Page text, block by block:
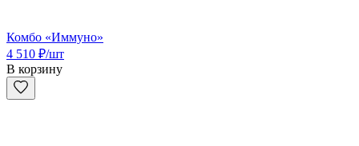
Комбо «Иммуно»
4 510 ₽/шт
В корзину